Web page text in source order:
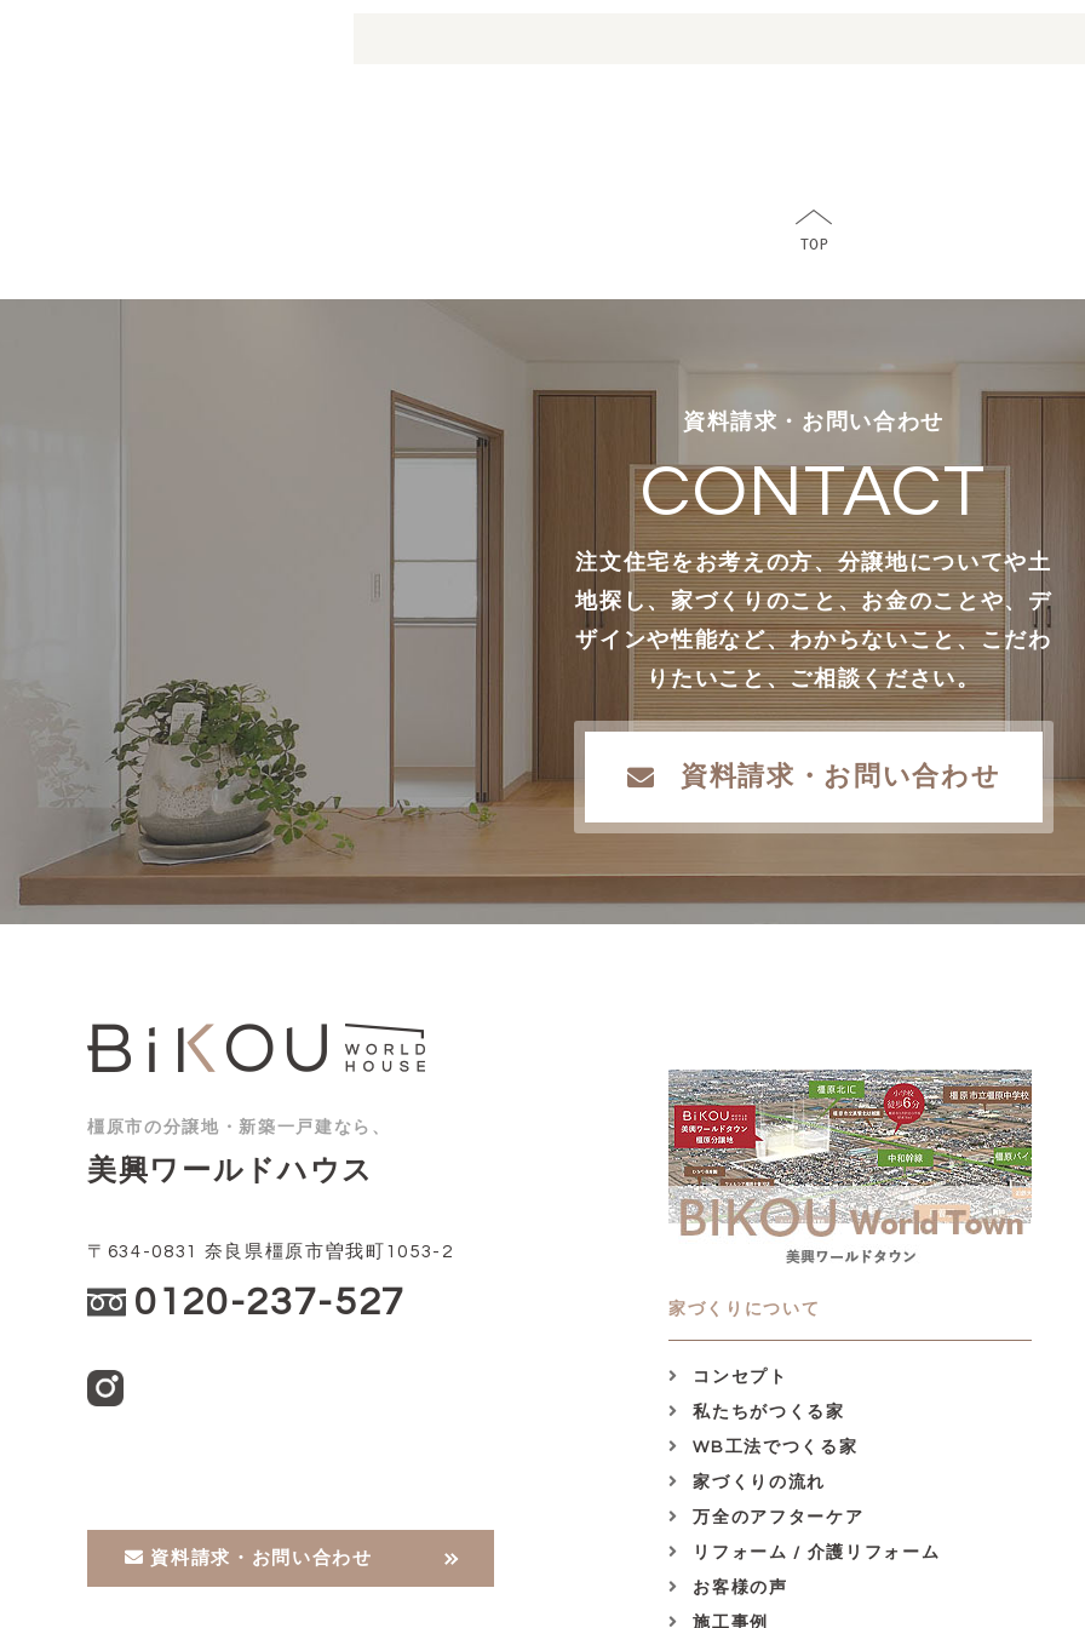
資料請求・お問い合わせ
CONTACT
注文住宅をお考えの方、分譲地についてや土
地探し、家づくりのこと、お金のことや、デ
ザインや性能など、わからないこと、こだわ
りたいこと、ご相談ください。
資料請求・お問い合わせ
橿原市の分譲地・新築一戸建なら、
美興ワールドハウス
〒634-0831 奈良県橿原市曽我町1053-2
0120-237-527
資料請求・お問い合わせ
家づくりについて
コンセプト
私たちがつくる家
WB工法でつくる家
家づくりの流れ
万全のアフターケア
リフォーム / 介護リフォーム
お客様の声
施工事例